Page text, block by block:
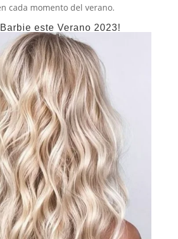
cada momento del verano.
este Verano 2023!